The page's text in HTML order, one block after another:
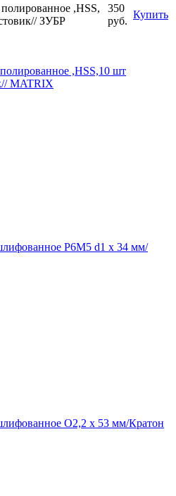
,HSS,
ЗУБР
350
руб.
Купить
,HSS,10 шт
MATRIX
P6M5 d1 х 34 мм/
O2,2 х 53 мм/Кратон